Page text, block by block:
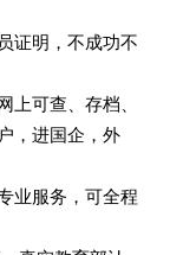
证明，不成功不
可查、存档、
，进国企，外
业服务，可全程